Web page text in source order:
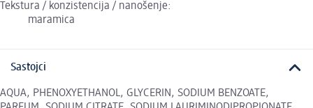
Tekstura / konzistencija / nanošenje:
maramica
Sastojci
AQUA, PHENOXYETHANOL, GLYCERIN, SODIUM BENZOATE,